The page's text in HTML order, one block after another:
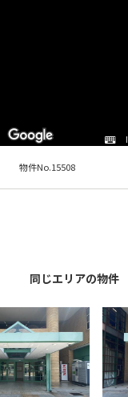
物件No.15508
同じエリアの物件